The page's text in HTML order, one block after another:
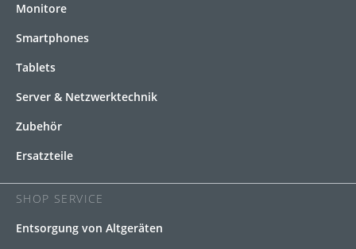
Monitore
Smartphones
Tablets
Server & Netzwerktechnik
Zubehör
Ersatzteile
SHOP SERVICE
Entsorgung von Altgeräten